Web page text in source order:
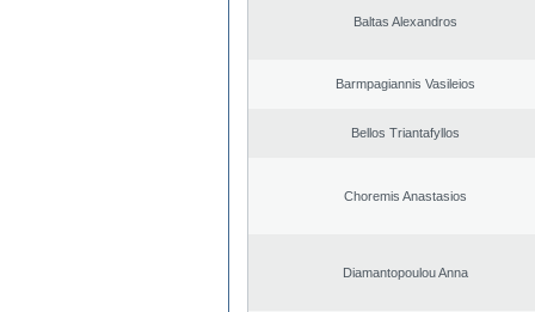
Baltas Alexandros
Barmpagiannis Vasileios
Bellos Triantafyllos
Choremis Anastasios
Diamantopoulou Anna